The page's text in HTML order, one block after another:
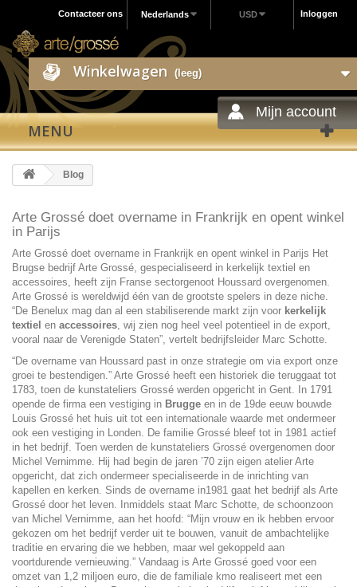
Inloggen
USD
Nederlands
Contacteer ons
Winkelwagen (leeg)
Mijn account
MENU
Blog
Arte Grossé doet overname in Frankrijk en opent winkel
in Parijs
Arte Grossé doet overname in Frankrijk en opent winkel in Parijs Het
Brugse bedrijf Arte Grossé, gespecialiseerd in kerkelijk textiel en
accessoires, heeft zijn Franse sectorgenoot Houssard overgenomen.
Arte Grossé is wereldwijd één van de grootste spelers in deze niche.
“De Benelux mag dan al een stabiliserende markt zijn voor kerkelijk
textiel en accessoires, wij zien nog heel veel potentieel in de export,
vooral naar de Verenigde Staten”, vertelt bedrijfsleider Marc Schotte.
“De overname van Houssard past in onze strategie om via export onze
groei te bestendigen.” Arte Grossé heeft een historiek die teruggaat tot
1783, toen de kunstateliers Grossé werden opgericht in Gent. In 1791
opende de firma een vestiging in Brugge en in de 19de eeuw bouwde
Louis Grossé het huis uit tot een internationale waarde met ondermeer
ook een vestiging in Londen. De familie Grossé bleef tot in 1981 actief
in het bedrijf. Toen werden de kunstateliers Grossé overgenomen door
Michel Vernimme. Hij had begin de jaren ’70 zijn eigen atelier Arte
opgericht, dat zich ondermeer specialiseerde in de inrichting van
kapellen en kerken. Sinds de overname in1981 gaat het bedrijf als Arte
Grossé door het leven. Inmiddels staat Marc Schotte, de schoonzoon
van Michel Vernimme, aan het hoofd: “Mijn vrouw en ik hebben ervoor
gekozen om het bedrijf verder uit te bouwen, vanuit de ambachtelijke
traditie en ervaring die we hebben, maar wel gekoppeld aan
voortdurende vernieuwing.” Vandaag is Arte Grossé goed voor een
omzet van 1,2 miljoen euro, die de familiale kmo realiseert met een